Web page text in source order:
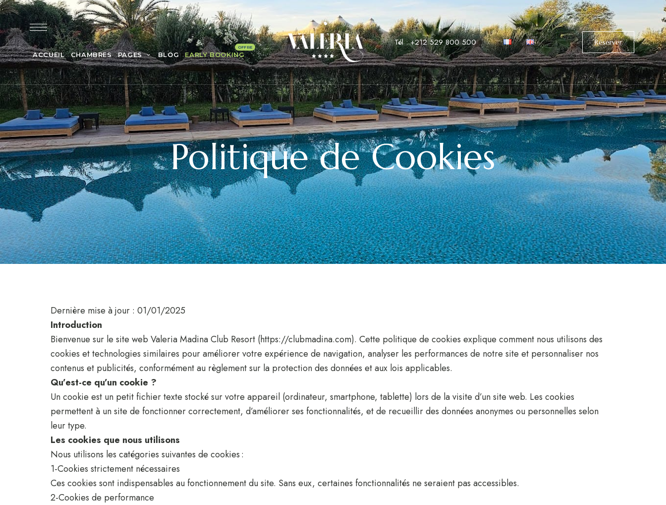
ACCUEIL CHAMBRES PAGES BLOG EARLY BOOKING
Tél :+212 529 800 500 Réserver
Politique de Cookies
Dernière mise à jour : 01/01/2025
Introduction
Bienvenue sur le site web Valeria Madina Club Resort (https://clubmadina.com). Cette politique de cookies explique comment nous utilisons des
cookies et technologies similaires pour améliorer votre expérience de navigation, analyser les performances de notre site et personnaliser nos
contenus et publicités, conformément au règlement sur la protection des données et aux lois applicables.
Qu’est-ce qu’un cookie ?
Un cookie est un petit fichier texte stocké sur votre appareil (ordinateur, smartphone, tablette) lors de la visite d’un site web. Les cookies
permettent à un site de fonctionner correctement, d’améliorer ses fonctionnalités, et de recueillir des données anonymes ou personnelles selon
leur type.
Les cookies que nous utilisons
Nous utilisons les catégories suivantes de cookies :
1-Cookies strictement nécessaires
Ces cookies sont indispensables au fonctionnement du site. Sans eux, certaines fonctionnalités ne seraient pas accessibles.
2-Cookies de performance